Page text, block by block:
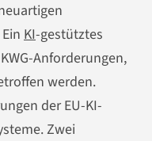
KI-gestütztes
Anforderungen,
werden.
der EU-KI-
Zwei